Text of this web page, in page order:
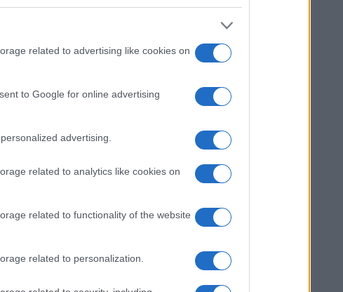
related to advertising like cookies on
to Google for online advertising
advertising.
related to analytics like cookies on
related to functionality of the website
related to personalization.
για Δανία και Ισλανδία - Το